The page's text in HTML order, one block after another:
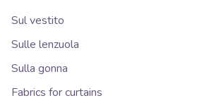
Sul vestito
Sulle lenzuola
Sulla gonna
Fabrics for curtains